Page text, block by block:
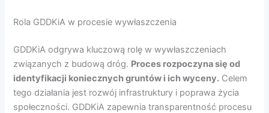
Rola GDDKiA w procesie wywłaszczenia
GDDKiA odgrywa kluczową rolę w wywłaszczeniach
związanych z budową dróg. Proces rozpoczyna się od
identyfikacji koniecznych gruntów i ich wyceny. Celem
tego działania jest rozwój infrastruktury i poprawa życia
społeczności. GDDKiA zapewnia transparentność procesu